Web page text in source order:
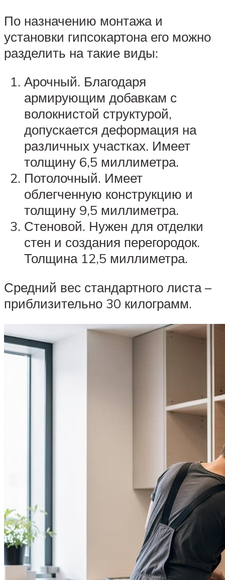
По назначению монтажа и
установки гипсокартона его можно
разделить на такие виды:
Арочный. Благодаря
армирующим добавкам с
волокнистой структурой,
допускается деформация на
различных участках. Имеет
толщину 6,5 миллиметра.
Потолочный. Имеет
облегченную конструкцию и
толщину 9,5 миллиметра.
Стеновой. Нужен для отделки
стен и создания перегородок.
Толщина 12,5 миллиметра.
Средний вес стандартного листа –
приблизительно 30 килограмм.